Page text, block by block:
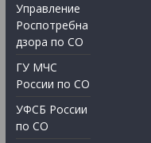
Управление
Роспотребна
дзора по СО
ГУ МЧС
России по СО
УФСБ России
по СО